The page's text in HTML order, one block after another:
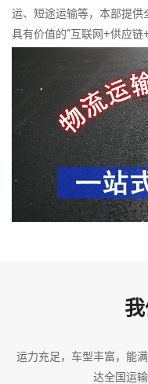
运、短途运输等，本部提
具有价值的“互联网+供应
全国中小物流企业，依托
通平台成员之间的业务流
网络化运营，规模化经营
力中小物流企业转型升级
系统解决方案，并提供更
专业从事国内各地货物运
是一家供应链一体化专业
理体系，为客户提供安全
及货后的信息反馈，单据
运力充足，车型丰富，能
达全国运